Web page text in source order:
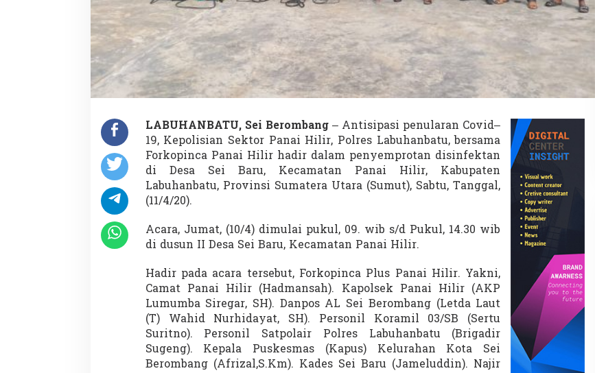
P
a
i
H
i
l
i
H
a
d
r
i
n
e
p
r
o
t
a
n
D
i
LABUHANBATU, Sei Berombang – Antisipasi penularan Covid–
19, Kepolisian Sektor Panai Hilir, Polres Labuhanbatu, bersama
Forkopinca Panai Hilir hadir dalam penyemprotan disinfektan
di Desa Sei Baru, Kecamatan Panai Hilir, Kabupaten
Labuhanbatu, Provinsi Sumatera Utara (Sumut), Sabtu, Tanggal,
(11/4/20).
Acara, Jumat, (10/4) dimulai pukul, 09. wib s/d Pukul, 14.30 wib
di dusun II Desa Sei Baru, Kecamatan Panai Hilir.
Hadir pada acara tersebut, Forkopinca Plus Panai Hilir. Yakni,
Camat Panai Hilir (Hadmansah). Kapolsek Panai Hilir (AKP
Lumumba Siregar, SH). Danpos AL Sei Berombang (Letda Laut
(T) Wahid Nurhidayat, SH). Personil Koramil 03/SB (Sertu
Suritno). Personil Satpolair Polres Labuhanbatu (Brigadir
Sugeng). Kepala Puskesmas (Kapus) Kelurahan Kota Sei
Berombang (Afrizal,S.Km). Kades Sei Baru (Jameluddin). Najir